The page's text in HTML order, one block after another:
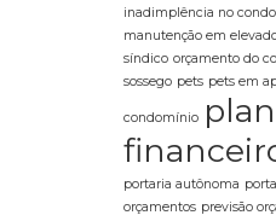
inadimplência no
manutenção em
síndico orçamento do
sossego pets pets em
condomínio
portaria autônoma
orçamentos previsão